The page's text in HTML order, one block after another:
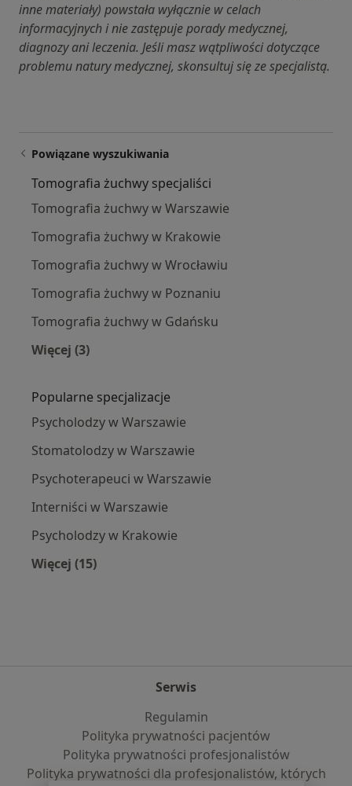
inne materiały) powstała wyłącznie w celach
informacyjnych i nie zastępuje porady medycznej,
diagnozy ani leczenia. Jeśli masz wątpliwości dotyczące
problemu natury medycznej, skonsultuj się ze specjalistą.
Powiązane wyszukiwania
Tomografia żuchwy specjaliści
Tomografia żuchwy w Warszawie
Tomografia żuchwy w Krakowie
Tomografia żuchwy w Wrocławiu
Tomografia żuchwy w Poznaniu
Tomografia żuchwy w Gdańsku
Więcej (3)
Popularne specjalizacje
Psycholodzy w Warszawie
Stomatolodzy w Warszawie
Psychoterapeuci w Warszawie
Interniści w Warszawie
Psycholodzy w Krakowie
Więcej (15)
Serwis
Regulamin
Polityka prywatności pacjentów
Polityka prywatności profesjonalistów
Polityka prywatności dla profesjonalistów, których